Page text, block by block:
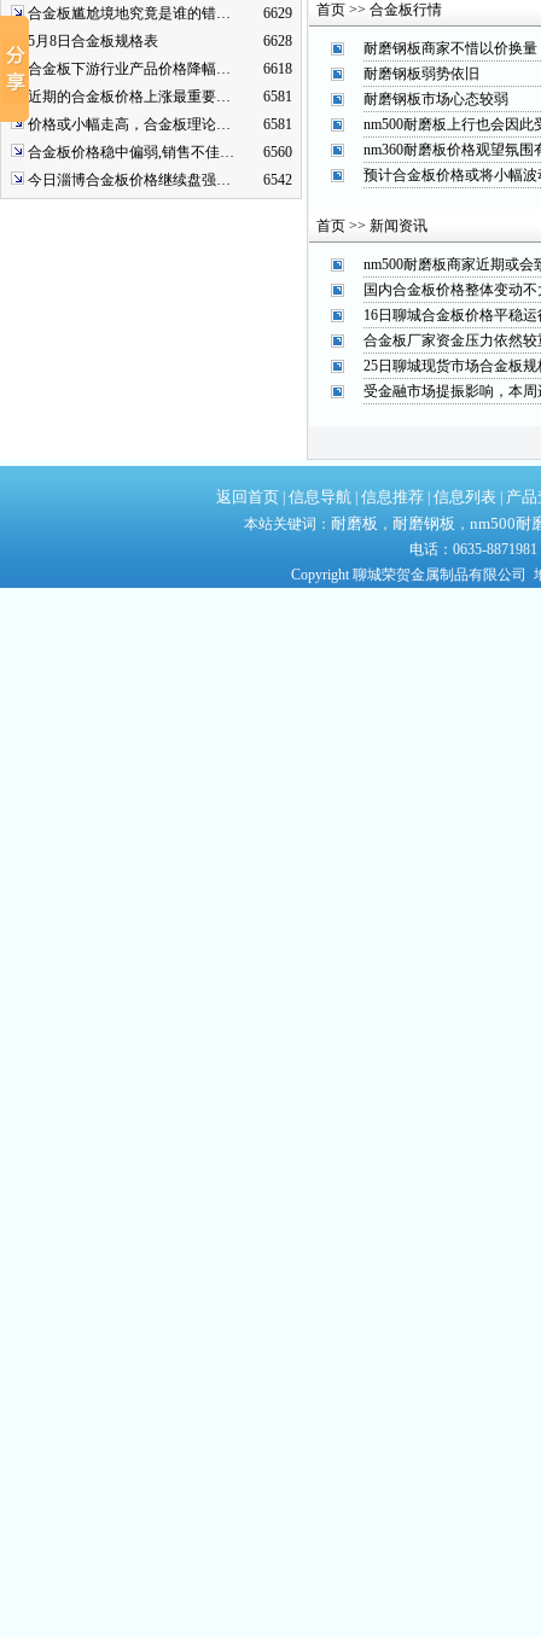
合金板尴尬境地究竟是谁的错…
6629
5月8日合金板规格表
6628
合金板下游行业产品价格降幅…
6618
近期的合金板价格上涨最重要…
6581
价格或小幅走高，合金板理论…
6581
合金板价格稳中偏弱,销售不佳…
6560
今日淄博合金板价格继续盘强…
6542
首页 >> 合金板行情
耐磨钢板商家不惜以价换量
耐磨钢板弱势依旧
耐磨钢板市场心态较弱
nm500耐磨板上行也会因此
nm360耐磨板价格观望氛围
预计合金板价格或将小幅
首页 >> 新闻资讯
nm500耐磨板商家近期或会
国内合金板价格整体变动不
16日聊城合金板价格平稳运
合金板厂家资金压力依然较
25日聊城现货市场合金板规
受金融市场提振影响，本
返回首页 信息导航 信息推荐 信息列表 产
本站关键词： 耐磨板 ， 耐磨钢板 ， nm500耐
电话：0635-
Copyright 聊城荣贺金属制品有限公